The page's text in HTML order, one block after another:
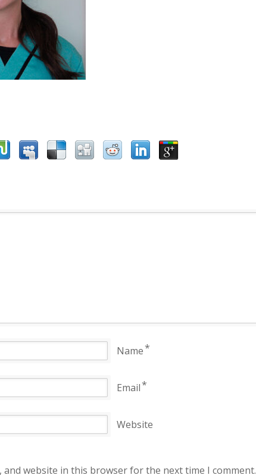
Name*
Email*
Website
and website in this browser for the next time I comment.